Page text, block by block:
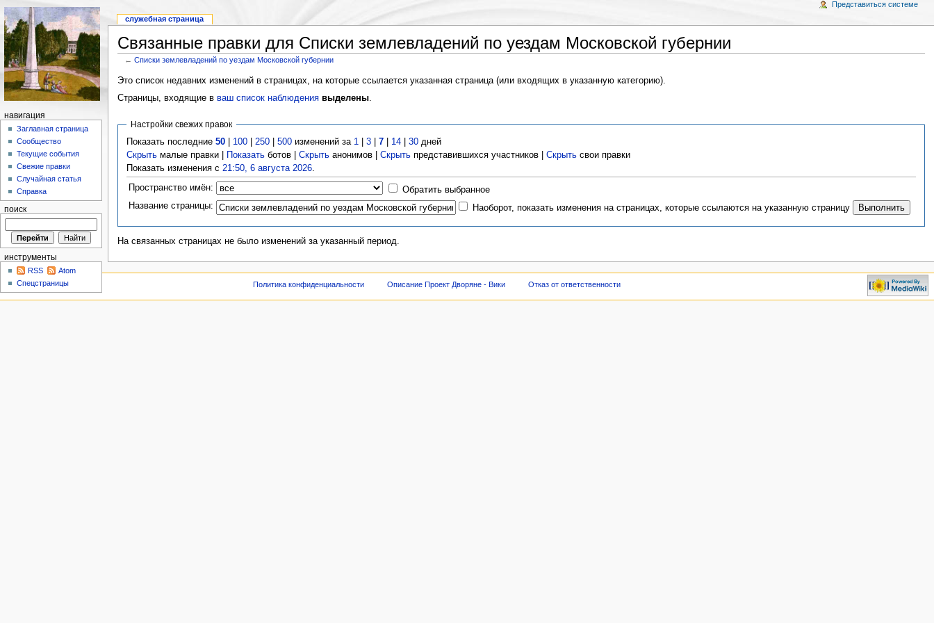
Связанные правки для Списки землевладений по уездам Московской губернии
←Списки землевладений по уездам Московской губернии
Это список недавних изменений в страницах, на которые ссылается указанная страница (или входящих в указанную категорию).
Страницы, входящие в ваш список наблюдения выделены.
Настройки свежих правок
Показать последние50 100 |250 |500 изменений за 1 |3 |7 14 |30 дней
Скрыть малые правки | Показать ботов |Скрыть анонимов |Скрыть представившихся участников |Скрыть свои правки
Показать изменения с21:50, 6 августа 2026.
Пространство имён:
Обратить выбранное
Название страницы:
Наоборот, показать изменения на страницах, которые ссылаются на указанную страницу
На связанных страницах не было изменений за указанный период.
служебная страница
Представиться системе
навигация
Заглавная страница
Сообщество
Текущие события
Свежие правки
Случайная статья
Справка
поиск
инструменты
RSS
Atom
Спецстраницы
Политика конфиденциальности Описание Проект Дворяне - Вики Отказ от ответственности